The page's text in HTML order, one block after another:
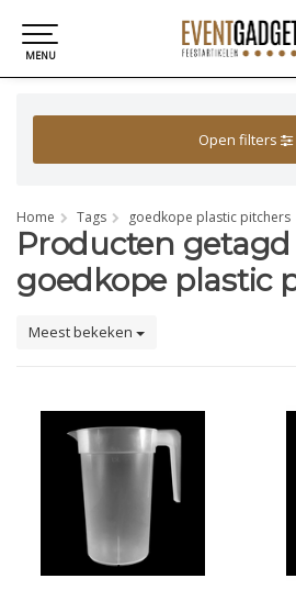
MENU
Open filters
Home Tags goedkope plastic pitchers
Producten
goedkope plastic
Meest bekeken